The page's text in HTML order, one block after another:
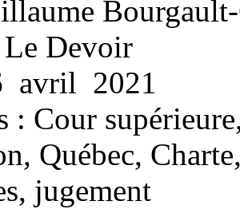
Le Devoir
avril 2021
: Cour
Québec,
jugement